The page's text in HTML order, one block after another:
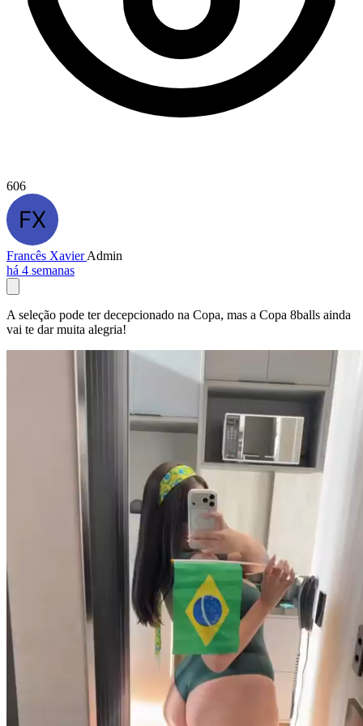
606
Francês XavierAdmin
há 4 semanas
A seleção pode ter decepcionado na Copa, mas a Copa 8balls ainda
vai te dar muita alegria!